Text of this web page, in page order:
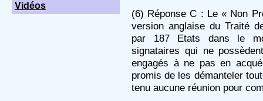
Vidéos
(6) Réponse C : Le « Non
version anglaise du Traité
par 187 Etats dans le
signataires qui ne
engagés à ne pas en
promis de les démanteler
tenu aucune réunion pour